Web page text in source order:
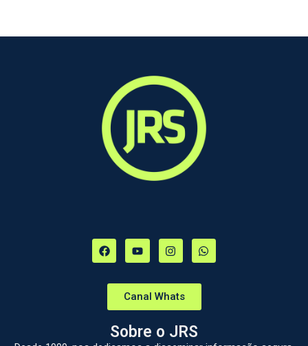
Canal Whats
Sobre o JRS